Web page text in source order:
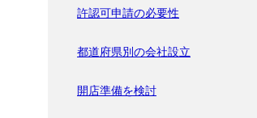
許認可申請の必要性
都道府県別の会社設立
開店準備を検討